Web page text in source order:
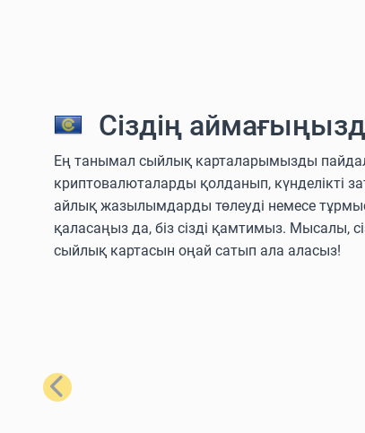
Сіздің
Ең танымал сыйлық карталарымызды
криптовалюталарды қолданып, күнделікті
айлық жазылымдарды төлеуді немесе
қаласаңыз да, біз сізді қамтимыз. Мысалы,
сыйлық картасын оңай сатып ала аласыз!
Алдыңғы